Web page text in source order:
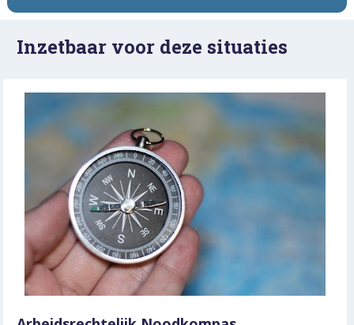
Inzetbaar voor deze situaties